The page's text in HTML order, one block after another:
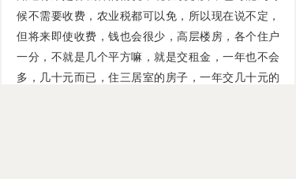
候不需要收费，农业税都可以免，所以现在说不定，
但将来即使收费，钱也会很少，高层楼房，各个住户
一分，不就是几个平方嘛，就是交租金，一年也不会
多，几十元而已，住三居室的房子，一年交几十元的